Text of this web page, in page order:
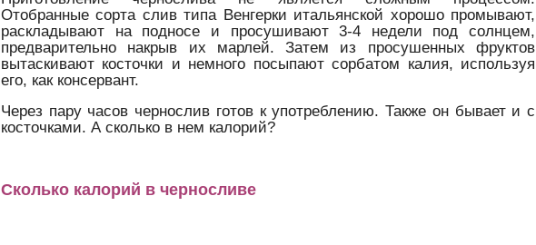
Отобранные сорта слив типа Венгерки итальянской хорошо промывают,
раскладывают на подносе и просушивают 3-4 недели под солнцем,
предварительно накрыв их марлей. Затем из просушенных фруктов
вытаскивают косточки и немного посыпают сорбатом калия, используя
его, как консервант.
Через пару часов чернослив готов к употреблению. Также он бывает и с
косточками. А сколько в нем калорий?
Сколько калорий в черносливе